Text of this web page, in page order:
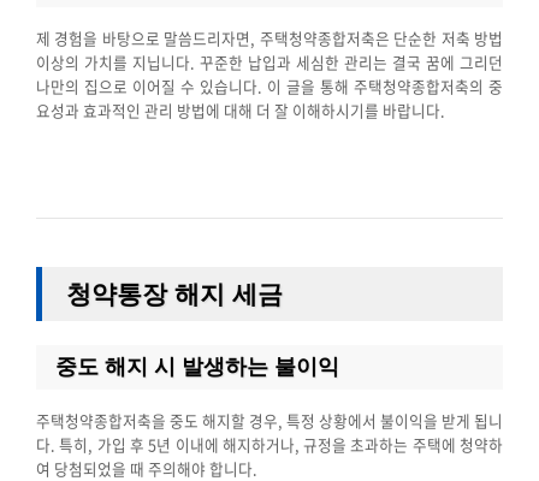
제 경험을 바탕으로 말씀드리자면, 주택청약종합저축은 단순한 저축 방법
이상의 가치를 지닙니다. 꾸준한 납입과 세심한 관리는 결국 꿈에 그리던
나만의 집으로 이어질 수 있습니다. 이 글을 통해 주택청약종합저축의 중
요성과 효과적인 관리 방법에 대해 더 잘 이해하시기를 바랍니다.
청약통장 해지 세금
중도 해지 시 발생하는 불이익
주택청약종합저축을 중도 해지할 경우, 특정 상황에서 불이익을 받게 됩니
다. 특히, 가입 후 5년 이내에 해지하거나, 규정을 초과하는 주택에 청약하
여 당첨되었을 때 주의해야 합니다.